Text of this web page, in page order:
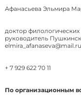
Афанасьева Эльмира
доктор
руководитель
elmira_afanaseva@mail.ru
+ 7 929 622 70 11
По организационным